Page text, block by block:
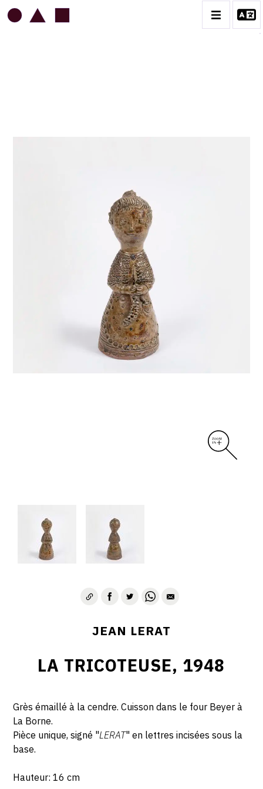
BESTIAIRE
BOUQUETIÈRES
CÉRAMIQUE ARCHITECTURALE
CÉRAMIQUE DU QUOTIDIEN
COUPES ET PLATS
DIVERS
PERSONNAGES
PIÈCES A MAIN ET CENDRIERS
PLANTES
SCÈNES DE LA VIE
SCULPTURE ABSTRAITE
VASES
JEAN LERAT
LA TRICOTEUSE, 1948
Grès émaillé à la cendre. Cuisson dans le four Beyer à
La Borne.
Pièce unique, signé "LERAT" en lettres incisées sous la
base.
Hauteur: 16 cm